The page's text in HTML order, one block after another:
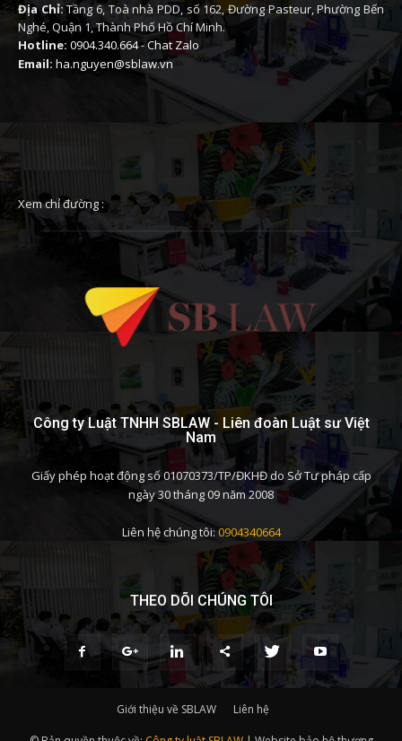
Địa Chỉ:Tầng 6, Toà nhà PDD, số 162, Đường Pasteur, Phường Bến
Nghé, Quận 1, Thành Phố Hồ Chí Minh.
Hotline: 0904.340.664-Chat Zalo
Email: ha.nguyen@sblaw.vn
Xem chỉ đường :
Công ty Luật TNHH SBLAW - Liên đoàn Luật sư Việt
Nam
Giấy phép hoạt động số 01070373/TP/ĐKHĐ do Sở Tư pháp cấp
ngày 30 tháng 09 năm 2008
Liên hệ chúng tôi: 0904340664
THEO DÕI CHÚNG TÔI
Giới thiệu về SBLAW Liên hệ